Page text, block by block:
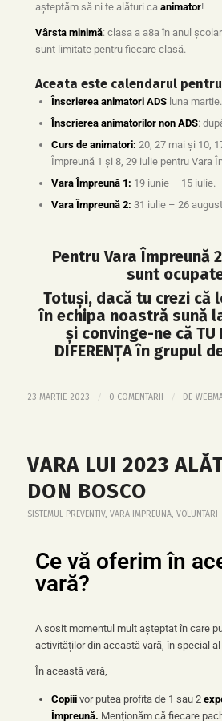
așteptăm să ni te alături ca animator!
Vârsta minimă: clasa a a8a în anul
sunt limitate pentru fiecare clasă.
Aceata este calendarul
Înscrierea animatori ADSluna martie.
Înscrierea animatorilor non ADS:
Curs de animatori: 20, 27 mai și 10,
Împreună 1 și 8, 29 iulie pentru Vara
Vara Împreună 1: 19 iunie – 15 iulie.
Vara Împreună 2: 31 iulie – 26 august
Pentru Vara Împreună
sunt
Totuși, dacă tu crezi că
în echipa noastră sună
și convinge-ne că TU
DIFERENȚA în grupul
23 MARTIE 2023 / 0 COMENTARII / DE
VARA LUI 2023
DON BOSCO
SISTEMUL PREVENTIV, VARA IMPREUNA, VOLUNTARI
Ce vă oferim în
vară?
A sosit momentul mult așteptat în care
activităților din această vară, în special
În această vară,
Copiiivor putea profita de 1 sau 2
Împreună. Menționăm că fiecare